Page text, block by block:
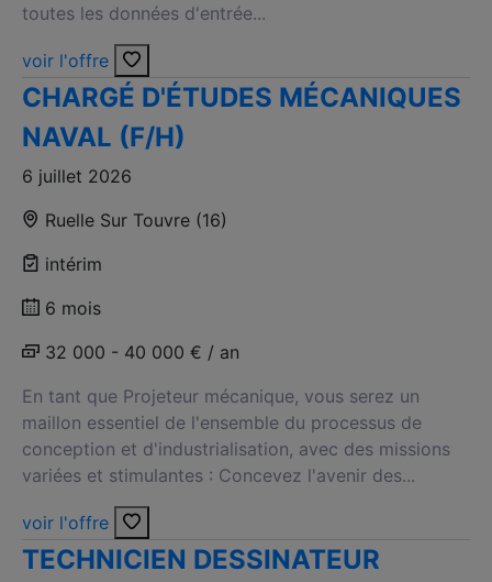
toutes les données d'entrée...
voir l'offre
CHARGÉ D'ÉTUDES MÉCANIQUES
NAVAL (F/H)
6 juillet 2026
Ruelle Sur Touvre (16)
intérim
6 mois
32 000 - 40 000 € / an
En tant que Projeteur mécanique, vous serez un
maillon essentiel de l'ensemble du processus de
conception et d'industrialisation, avec des missions
variées et stimulantes : Concevez l'avenir des...
voir l'offre
TECHNICIEN DESSINATEUR